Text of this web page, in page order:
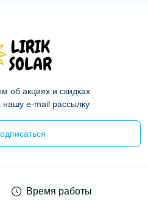
об акциях и скидках
e-mail рассылку
Время работы